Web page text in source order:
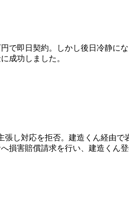
で即日契約。しかし後日冷静
成功しました。
し対応を拒否。建造くん経由
害賠償請求を行い、建造くん